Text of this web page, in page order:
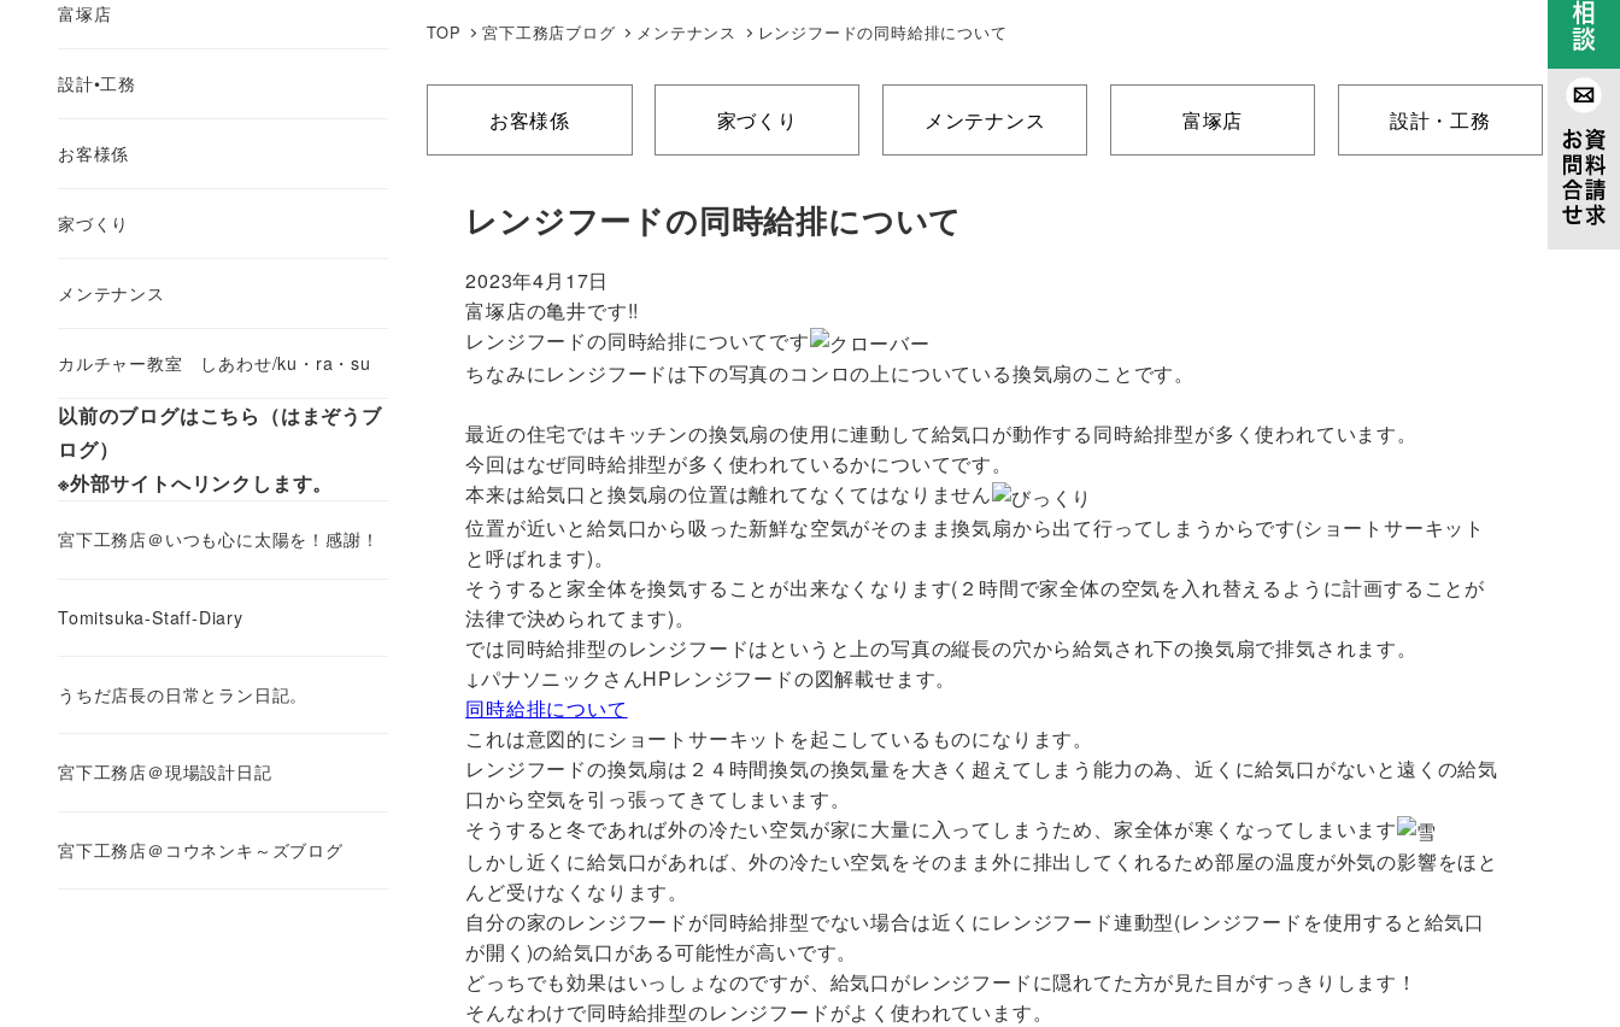
TOP 宮下工務店ブログ メンテナンス レンジフードの同時給排について
お客様係 家づくり メンテナンス 富塚店 設計・工務
レンジフードの同時給排について
2023年4月17日
富塚店の亀井です!!
レンジフードの同時給排についてです
ちなみにレンジフードは下の写真のコンロの上についている換気扇のことです。
最近の住宅ではキッチンの換気扇の使用に連動して給気口が動作する同時給排型が多く使われています。
今回はなぜ同時給排型が多く使われているかについてです。
本来は給気口と換気扇の位置は離れてなくてはなりません
位置が近いと給気口から吸った新鮮な空気がそのまま換気扇から出て行ってしまうからです(ショートサーキット
と呼ばれます)。
そうすると家全体を換気することが出来なくなります(２時間で家全体の空気を入れ替えるように計画することが
法律で決められてます)。
では同時給排型のレンジフードはというと上の写真の縦長の穴から給気され下の換気扇で排気されます。
↓パナソニックさんHPレンジフードの図解載せます。
同時給排について
これは意図的にショートサーキットを起こしているものになります。
レンジフードの換気扇は２４時間換気の換気量を大きく超えてしまう能力の為、近くに給気口がないと遠くの給気
口から空気を引っ張ってきてしまいます。
そうすると冬であれば外の冷たい空気が家に大量に入ってしまうため、家全体が寒くなってしまいます
しかし近くに給気口があれば、外の冷たい空気をそのまま外に排出してくれるため部屋の温度が外気の影響をほと
んど受けなくなります。
自分の家のレンジフードが同時給排型でない場合は近くにレンジフード連動型(レンジフードを使用すると給気口
が開く)の給気口がある可能性が高いです。
どっちでも効果はいっしょなのですが、給気口がレンジフードに隠れてた方が見た目がすっきりします！
そんなわけで同時給排型のレンジフードがよく使われています。
富塚店
設計•工務
お客様係
家づくり
メンテナンス
カルチャー教室 しあわせ/ku・ra・su
以前のブログはこちら（はまぞうブ
ログ）
※外部サイトへリンクします。
宮下工務店＠いつも心に太陽を！感謝！
Tomitsuka-Staff-Diary
うちだ店長の日常とラン日記。
宮下工務店＠現場設計日記
宮下工務店＠コウネンキ～ズブログ